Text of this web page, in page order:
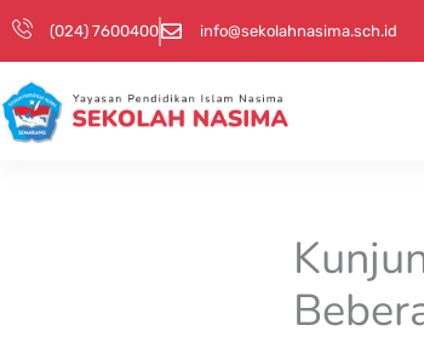
Skip
(024) 7600400 info@sekolahnasima.sch.id